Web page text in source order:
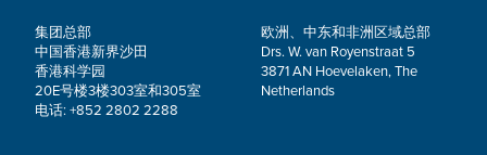
集团总部
中国香港新界沙田
香港科学园
20E号楼3楼303室和305室
电话: +852 2802 2288
欧洲、中东和非洲区域总部
Drs. W. van Royenstraat 5
3871 AN Hoevelaken, The
Netherlands